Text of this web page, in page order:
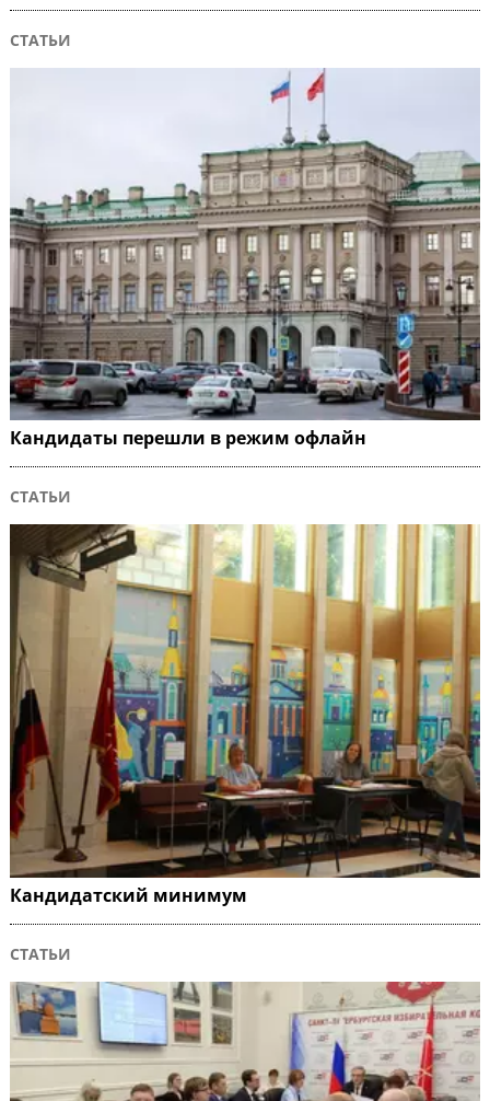
СТАТЬИ
Кандидаты перешли в режим офлайн
СТАТЬИ
Кандидатский минимум
СТАТЬИ